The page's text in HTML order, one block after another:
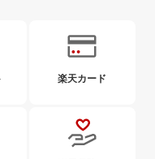
楽天カード